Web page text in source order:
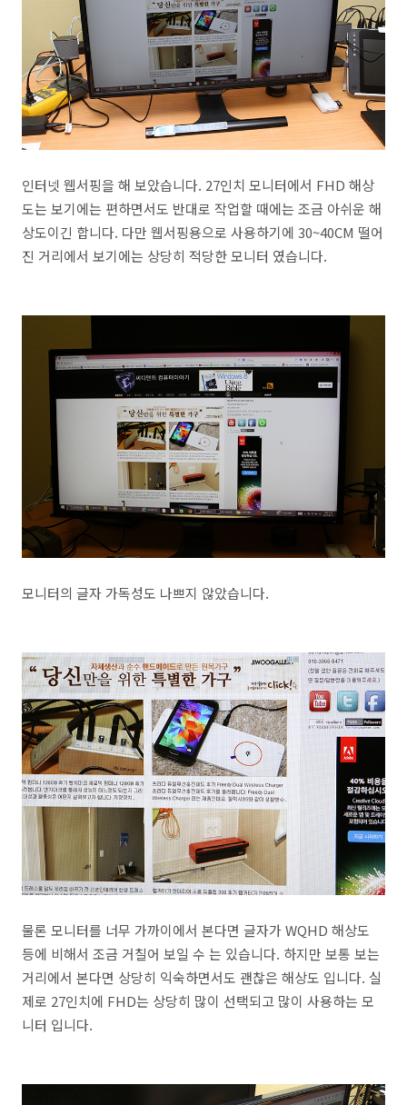
인터넷 웹서핑을 해 보았습니다. 27인치 모니터에서 FHD 해상
도는 보기에는 편하면서도 반대로 작업할 때에는 조금 아쉬운 해
상도이긴 합니다. 다만 웹서핑용으로 사용하기에 30~40CM 떨어
진 거리에서 보기에는 상당히 적당한 모니터 였습니다.
모니터의 글자 가독성도 나쁘지 않았습니다.
물론 모니터를 너무 가까이에서 본다면 글자가 WQHD 해상도
등에 비해서 조금 거칠어 보일 수 는 있습니다. 하지만 보통 보는
거리에서 본다면 상당히 익숙하면서도 괜찮은 해상도 입니다. 실
제로 27인치에 FHD는 상당히 많이 선택되고 많이 사용하는 모
니터 입니다.